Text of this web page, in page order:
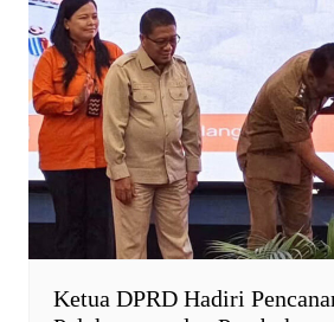
Ketua DPRD Hadiri